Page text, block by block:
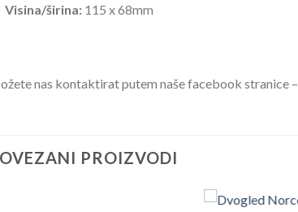
Visina/širina:115 x 68mm
nas kontaktirat putem naše facebook stranice –
PROIZVODI